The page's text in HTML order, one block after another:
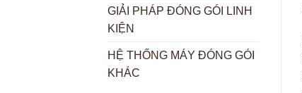
GIẢI PHÁP ĐÓNG GÓI LINH
KIỆN
HỆ THỐNG MÁY ĐÓNG GÓI
KHÁC